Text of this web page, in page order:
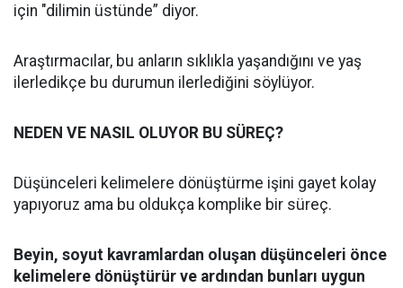
için "dilimin üstünde” diyor.
Araştırmacılar, bu anların sıklıkla yaşandığını ve yaş
ilerledikçe bu durumun ilerlediğini söylüyor.
NEDEN VE NASIL OLUYOR BU SÜREÇ?
Düşünceleri kelimelere dönüştürme işini gayet kolay
yapıyoruz ama bu oldukça komplike bir süreç.
Beyin, soyut kavramlardan oluşan düşünceleri önce
kelimelere dönüştürür ve ardından bunları uygun